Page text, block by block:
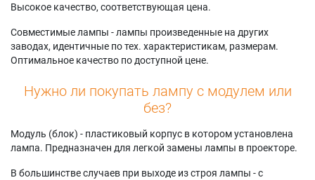
Высокое качество, соответствующая цена.
Совместимые лампы - лампы произведенные на других
заводах, идентичные по тех. характеристикам, размерам.
Оптимальное качество по доступной цене.
Нужно ли покупать лампу с модулем или
без?
Модуль (блок) - пластиковый корпус в котором установлена
лампа. Предназначен для легкой замены лампы в проекторе.
В большинстве случаев при выходе из строя лампы - с